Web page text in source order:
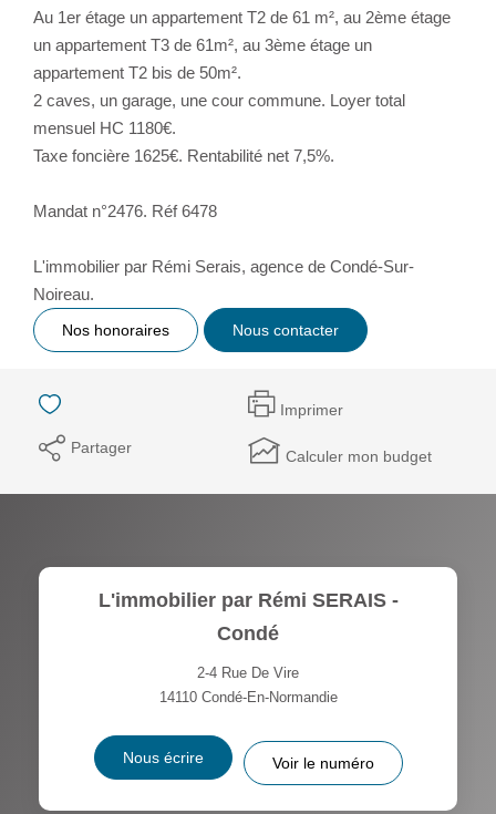
Au 1er étage un appartement T2 de 61 m², au 2ème étage
un appartement T3 de 61m², au 3ème étage un
appartement T2 bis de 50m².
2 caves, un garage, une cour commune. Loyer total
mensuel HC 1180€.
Taxe foncière 1625€. Rentabilité net 7,5%.
Mandat n°2476. Réf 6478
L'immobilier par Rémi Serais, agence de Condé-Sur-
Noireau.
Nos honoraires Nous contacter
Imprimer
Partager Calculer mon budget
L'immobilier par Rémi SERAIS -
Condé
2-4 Rue De Vire
14110 Condé-En-Normandie
Nous écrire Voir le numéro